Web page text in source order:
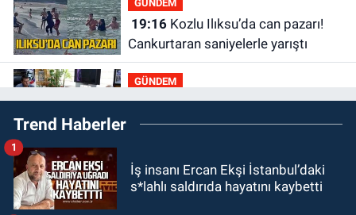
GÜNDEM
19:16Kozlu Ilıksu’da can pazarı!
Cankurtaran saniyelerle yarıştı
GÜNDEM
19:01Çaycumalılar Derneği
Başkanı Savaş Çiloğlu GMİS
17:45
Trend Haberler
İş insanı Ercan Ekşi İstanbul’daki
s*lahlı saldırıda hayatını kaybetti
1